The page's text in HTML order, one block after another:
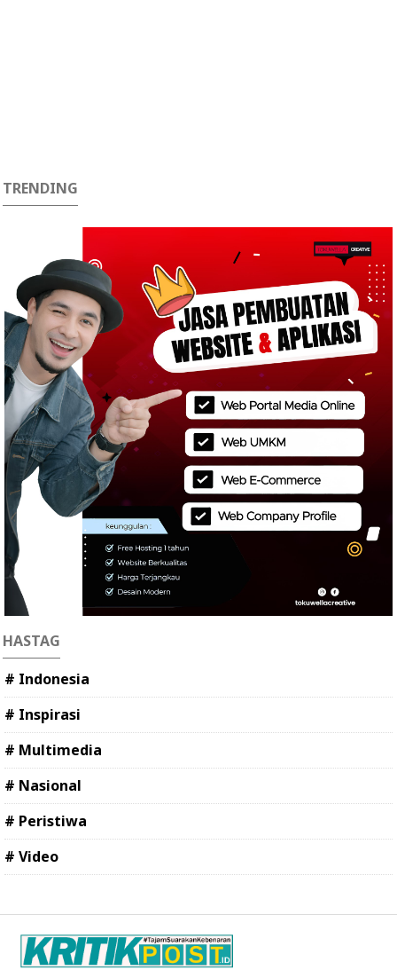
TRENDING
HASTAG
# Indonesia
# Inspirasi
# Multimedia
# Nasional
# Peristiwa
# Video